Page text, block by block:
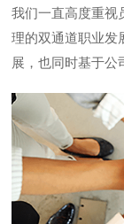
我们一直高度重视
理的双通道职业发
展，也同时基于公